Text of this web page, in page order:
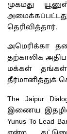
முகமது
தெரிவித்தார்.
அமெரிக்கா
தற்காலிக
மக்கள் தங்கள்
தீர்மானித்துக்
The Jaipur
இணைய இதழில்
Yunus To Lead